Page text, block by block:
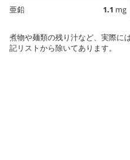
亜鉛
1.1 mg
煮物や麺類の残り汁など、実際に
記リストから除いてあります。